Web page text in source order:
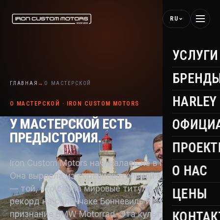
RU
УСЛУГИ
О НАС
ЦЕНЫ
ГЛАВНАЯ → О МАСТЕРСКОЙ
О МАСТЕРСКОЙ · IRON CUSTOM MOTORS
У МАСТЕРСКОЙ ЕСТЬ
ПРЕДЫСТОРИЯ.
Iron Custom Motors начиналась не в Португалии.
Она выросла из соревновательной мастерской
— той, что брала мировые титулы, поставила
рекорд на солончаке Бонневиль и заслужила
признание BMW Motorrad. Эта культура не